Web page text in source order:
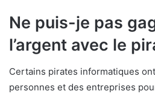
Ne puis-je pas
l’argent avec le
Certains pirates informatiques
personnes et des entreprises